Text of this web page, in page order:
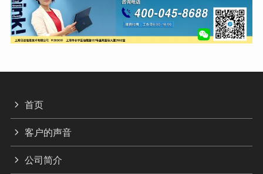
首页
客户的声音
公司简介